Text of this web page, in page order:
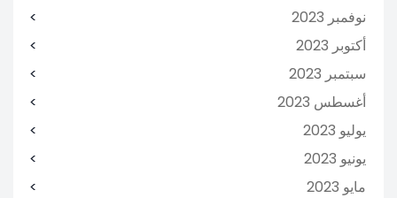
نوفمبر 2023
أكتوبر 2023
سبتمبر 2023
أغسطس 2023
يوليو 2023
يونيو 2023
مايو 2023